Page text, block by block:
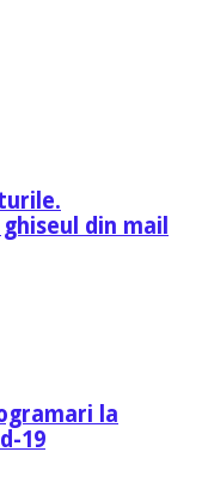
din mail
la
19